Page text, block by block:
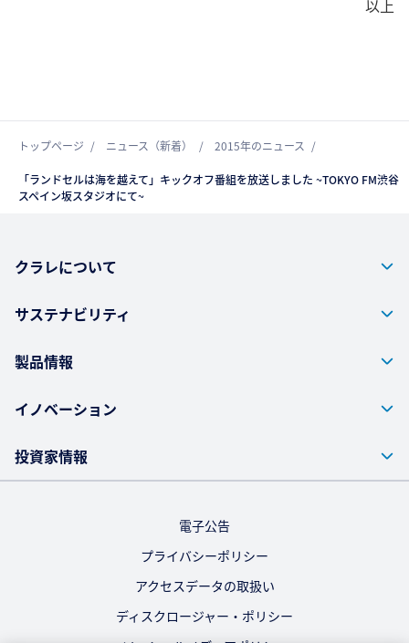
以上
トップページ ニュース（新着） 2015年のニュース
「ランドセルは海を越えて」キックオフ番組を放送しました ~TOKYO FM渋谷
スペイン坂スタジオにて~
クラレについて
サステナビリティ
製品情報
イノベーション
投資家情報
電子公告
プライバシーポリシー
アクセスデータの取扱い
ディスクロージャー・ポリシー